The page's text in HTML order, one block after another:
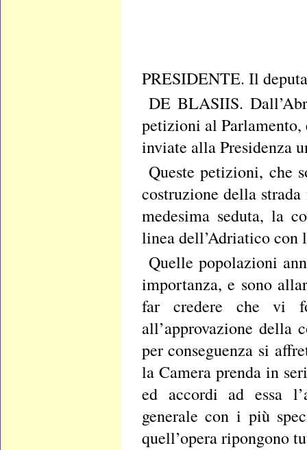
PRESIDENTE. Il
DE BLASIIS.
petizioni al Parlamento,
inviate alla Presidenza
Queste petizioni, che
costruzione della
medesima seduta, la
linea dell’Adriatico con
Quelle popolazioni
importanza, e sono
far credere che vi
all’approvazione della
per conseguenza si
la Camera prenda in
ed accordi ad essa
generale con i più
quell’opera ripongono